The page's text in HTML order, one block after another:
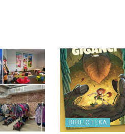
BIBLIOTEKA